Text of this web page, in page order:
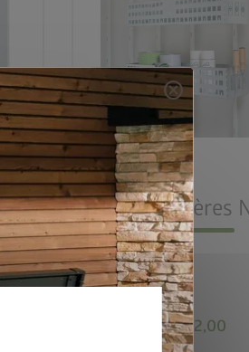
Bacs étagères
CHF 92,00
cancel